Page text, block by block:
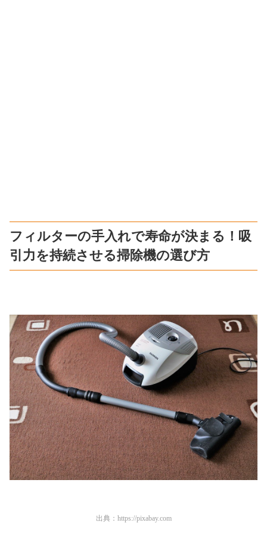
フィルターの手入れで寿命が決まる！吸
引力を持続させる掃除機の選び方
出典： https://pixabay.com